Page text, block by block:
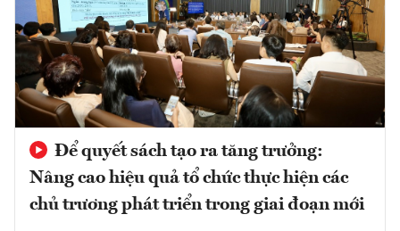
Để quyết sách tạo ra tăng trưởng:
Nâng cao hiệu quả tổ chức thực hiện các
chủ trương phát triển trong giai đoạn mới